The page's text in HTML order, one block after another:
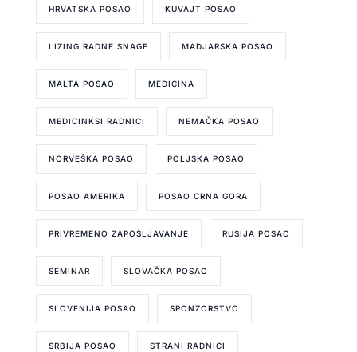
HRVATSKA POSAO KUVAJT POSAO
LIZING RADNE SNAGE MADJARSKA POSAO
MALTA POSAO MEDICINA
MEDICINKSI RADNICI NEMAČKA POSAO
NORVEŠKA POSAO POLJSKA POSAO
POSAO AMERIKA POSAO CRNA GORA
PRIVREMENO ZAPOŠLJAVANJE RUSIJA POSAO
SEMINAR SLOVAČKA POSAO
SLOVENIJA POSAO SPONZORSTVO
SRBIJA POSAO STRANI RADNICI